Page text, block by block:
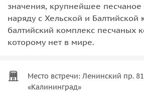
значения, крупнейшее
наряду с Хельской и Балтийской
балтийский комплекс песчаных
которому нет в мире.
Место встречи: Ленинский пр.
«Калининград»